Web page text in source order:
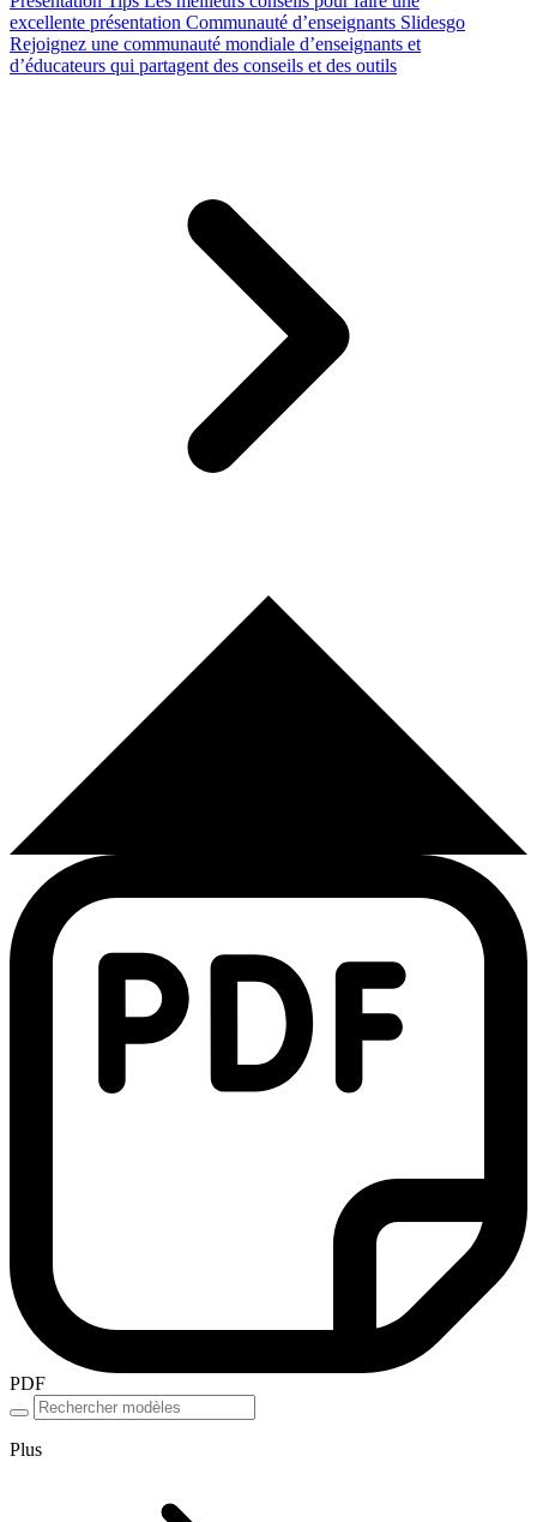
excellente présentation Communauté d’enseignants Slidesgo
Rejoignez une communauté mondiale d’enseignants et
d’éducateurs qui partagent des conseils et des outils
PDF
Plus